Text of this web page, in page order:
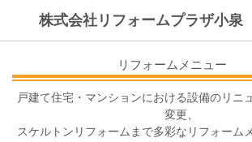
株式会社リフォームプラザ小泉
リフォームメニュー
戸建て住宅・マンションにおける設備のリニ
変更、
スケルトンリフォームまで多彩なリフォーム